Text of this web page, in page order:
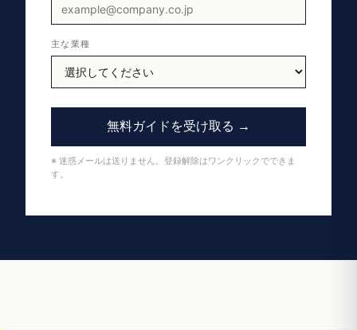
主な業種
無料ガイドを受け取る →
※ 迷惑メールは送りません。登録解除はワンクリックでできま
す。